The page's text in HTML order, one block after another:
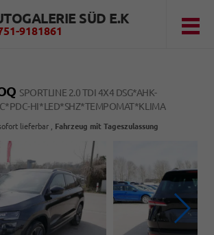
SÜD E.K
9181861
SPORTLINE 2.0 TDI 4X4 DSG*AHK-
HI*LED*SHZ*TEMPOMAT*KLIMA
lieferbar Fahrzeug mit Tageszulassung